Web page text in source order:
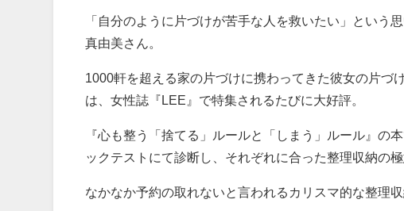
「自分のように片づけが苦手な人を救いたい」という
真由美さん。
1000軒を超える家の片づけに携わってきた彼女の片づ
は、女性誌『LEE』で特集されるたびに大好評。
『心も整う「捨てる」ルールと「しまう」ルール』の
ックテストにて診断し、それぞれに合った整理収納の
なかなか予約の取れないと言われるカリスマ的な整理